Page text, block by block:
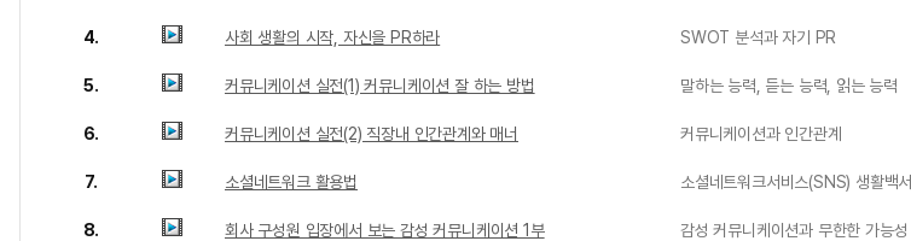
4. 사회 생활의 시작, 자신을 PR하라 SWOT 분석과 자기 PR
5. 커뮤니케이션 실전(1) 커뮤니케이션 잘 하는 방법 말하는 능력, 듣는 능력, 읽는 능력
6. 커뮤니케이션 실전(2) 직장내 인간관계와 매너 커뮤니케이션과 인간관계
7. 소셜네트워크 활용법 소셜네트워크서비스(SNS) 생활백서
8. 회사 구성원 입장에서 보는 감성 커뮤니케이션 1부 감성 커뮤니케이션과 무한한 가능성